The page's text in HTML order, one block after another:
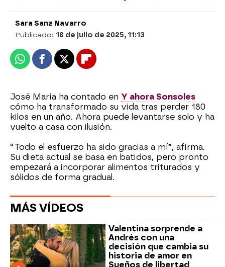
Sara Sanz Navarro
Publicado: 18 de julio de 2025, 11:13
WhatsappFacebook
X Flipboard
José María ha contado en Y ahora Sonsoles
cómo ha transformado su vida tras perder 180
kilos en un año. Ahora puede levantarse solo y ha
vuelto a casa con ilusión.
“Todo el esfuerzo ha sido gracias a mí”, afirma.
Su dieta actual se basa en batidos, pero pronto
empezará a incorporar alimentos triturados y
sólidos de forma gradual.
MÁS VÍDEOS
Valentina sorprende a
Andrés con una
decisión que cambia su
historia de amor en
Sueños de libertad